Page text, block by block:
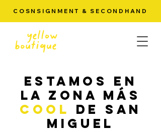
COSNSIGNMENT & SECONDHAND
Estamos en
la zona más
cool
de san
miguel